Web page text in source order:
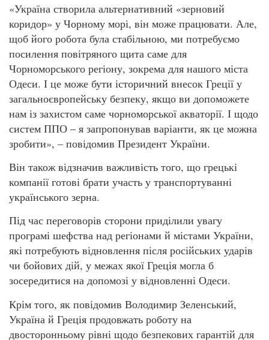
«Україна створила альтернативний «зерновий
коридор» у Чорному морі, він може працювати. Але,
щоб його робота була стабільною, ми потребуємо
посилення повітряного щита саме для
Чорноморського регіону, зокрема для нашого міста
Одеси. І це може бути історичний внесок Греції у
загальноєвропейську безпеку, якщо ви допоможете
нам із захистом саме чорноморської акваторії. І щодо
систем ППО – я запропонував варіанти, як це можна
зробити», – повідомив Президент України.
Він також відзначив важливість того, що грецькі
компанії готові брати участь у транспортуванні
українського зерна.
Під час переговорів сторони приділили увагу
програмі шефства над регіонами й містами України,
які потребують відновлення після російських ударів
чи бойових дій, у межах якої Греція могла б
зосередитися на допомозі у відновленні Одеси.
Крім того, як повідомив Володимир Зеленський,
Україна й Греція продовжать роботу на
двосторонньому рівні щодо безпекових гарантій для